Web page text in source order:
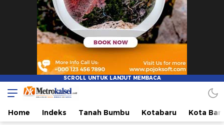
Home Indeks Tanah Bumbu Kotabaru Kota